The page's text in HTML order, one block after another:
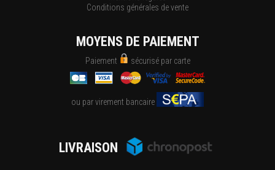
Conditions générales de vente
MOYENS DE PAIEMENT
Paiement sécurisé par carte
ou par virement bancaire
LIVRAISON